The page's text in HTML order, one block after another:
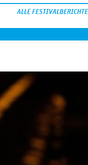
ALLE FESTIVALBERICHTE